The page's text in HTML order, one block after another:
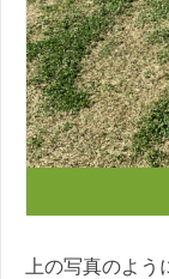
上の写真のよ